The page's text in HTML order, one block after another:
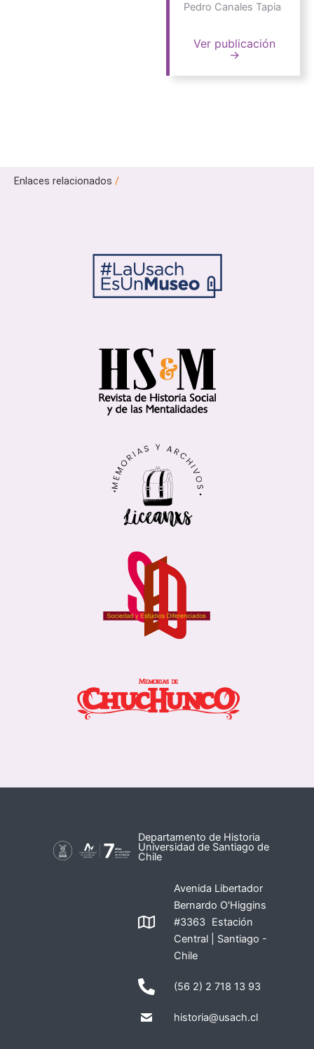
Pedro Canales Tapia
Ver publicación
→
Enlaces relacionados /
Departamento de Historia
Universidad de Santiago de
Chile
Avenida Libertador
Bernardo O'Higgins
#3363 Estación
Central | Santiago -
Chile
(56 2) 2 718 13 93
historia@usach.cl